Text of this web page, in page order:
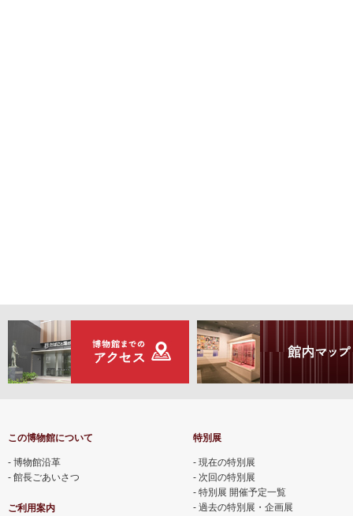
この博物館について
博物館沿革
館長ごあいさつ
ご利用案内
特別展
現在の特別展
次回の特別展
特別展 開催予定一覧
過去の特別展・企画展